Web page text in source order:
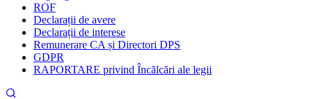
ROF
Declarații de avere
Declarații de interese
Remunerare CA și Directori DPS
GDPR
RAPORTARE privind Încălcări ale legii